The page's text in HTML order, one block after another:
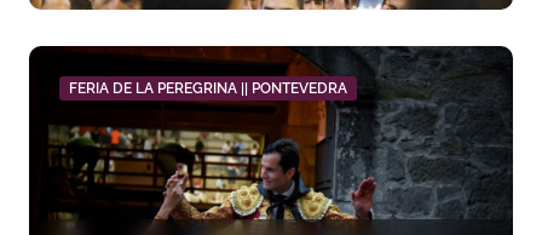
FERIA DE LA PEREGRINA || PONTEVEDRA